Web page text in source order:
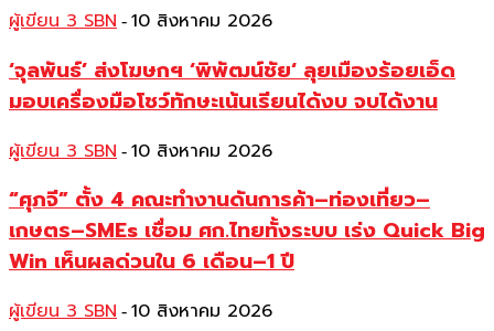
ผู้เขียน 3 SBN - 10 สิงหาคม 2026
‘จุลพันธ์’ ส่งโฆษกฯ ‘พิพัฒน์ชัย‘ ลุยเมืองร้อยเอ็ด
มอบเครื่องมือโชว์ทักษะเน้นเรียนได้งบ จบได้งาน
ผู้เขียน 3 SBN - 10 สิงหาคม 2026
“ศุภจี” ตั้ง 4 คณะทำงานดันการค้า–ท่องเที่ยว–
เกษตร–SMEs เชื่อม ศก.ไทยทั้งระบบ เร่ง Quick Big
Win เห็นผลด่วนใน 6 เดือน–1 ปี
ผู้เขียน 3 SBN - 10 สิงหาคม 2026